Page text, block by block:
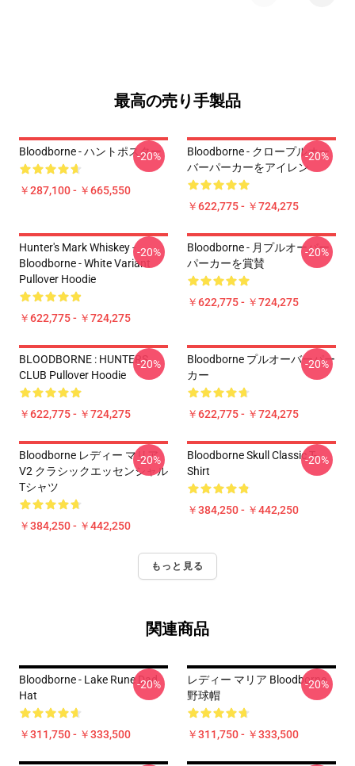
最高の売り手製品
Bloodborne - ハントポスター
￥287,100 - ￥665,550
-20%
Bloodborne - クロープルオー
バーパーカーをアイレン
￥622,775 - ￥724,275
-20%
Hunter's Mark Whiskey -
Bloodborne - White Variant
Pullover Hoodie
￥622,775 - ￥724,275
-20%
Bloodborne - 月プルオーバー
パーカーを賞賛
￥622,775 - ￥724,275
-20%
BLOODBORNE : HUNTERS
CLUB Pullover Hoodie
￥622,775 - ￥724,275
-20%
Bloodborne プルオーバーパー
カー
￥622,775 - ￥724,275
-20%
Bloodborne レディー マリア
V2 クラシックエッセンシャル
Tシャツ
￥384,250 - ￥442,250
-20%
Bloodborne Skull Classic T-
Shirt
￥384,250 - ￥442,250
-20%
もっと見る
関連商品
Bloodborne - Lake Rune Dad
Hat
￥311,750 - ￥333,500
-20%
レディー マリア Bloodborne
野球帽
￥311,750 - ￥333,500
-20%